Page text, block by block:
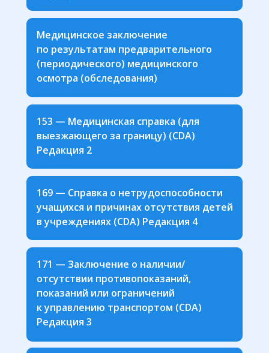
171 — Заключение о наличии/
отсутствии противопоказаний,
показаний или ограничений
к управлению транспортом (CDA)
Редакция 3
Медицинское заключение
по результатам предварительного
(периодического) медицинского
осмотра (обследования)
169 — Справка о нетрудоспособности
учащихся и причинах отсутствия детей
в учреждениях (CDA) Редакция 4
153 — Медицинская справка (для
выезжающего за границу) (CDA)
Редакция 2